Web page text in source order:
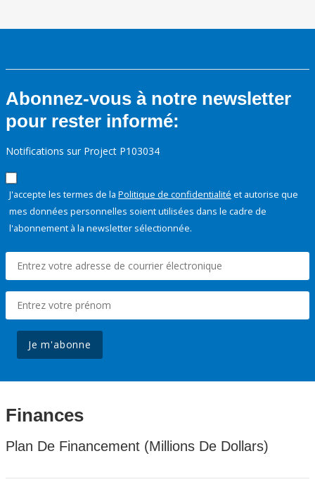
Abonnez-vous à notre newsletter
pour rester informé:
Notifications sur Project P103034
J'accepte les termes de la Politique de confidentialité et autorise que
mes données personnelles soient utilisées dans le cadre de
l'abonnement à la newsletter sélectionnée.
Je m'abonne
Finances
Plan De Financement (Millions De Dollars)